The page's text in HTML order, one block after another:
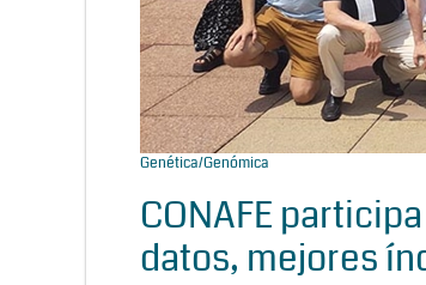
Genética/Genómica
CONAFE
datos, mejores